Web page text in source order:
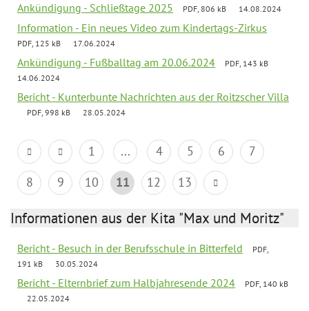
Ankündigung - Schließtage 2025 PDF, 806 kB 14.08.2024
Information - Ein neues Video zum Kindertags-Zirkus
PDF, 125 kB 17.06.2024
Ankündigung - Fußballtag am 20.06.2024
PDF, 143 kB
14.06.2024
Bericht - Kunterbunte Nachrichten aus der Roitzscher Villa
PDF, 998 kB 28.05.2024
1 ... 4 5 6
7
8
9 10 11 12 13
Informationen aus der Kita "Max und Moritz"
Bericht - Besuch in der Berufsschule in Bitterfeld
PDF,
191 kB
30.05.2024
Bericht - Elternbrief zum Halbjahresende 2024
PDF, 140 kB
22.05.2024